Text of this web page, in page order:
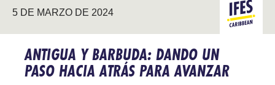
5 DE MARZO DE 2024 CARIBE
ANTIGUA Y BARBUDA: DANDO UN
PASO HACIA ATRÁS PARA AVANZAR